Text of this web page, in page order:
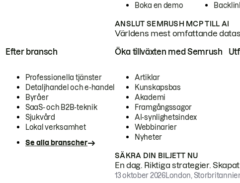
Boka en demo
ANSLUT SEMRUSH MCP TILL AI
Världens mest omfattande
Efter bransch
Professionella tjänster
Detaljhandel och e-handel
Byråer
SaaS- och B2B-teknik
Sjukvård
Lokal verksamhet
Se alla branscher
Öka tillväxten med Semrush
Artiklar
Kunskapsbas
Akademi
Framgångssagor
AI-synlighetsindex
Webbinarier
Nyheter
SÄKRA DIN BILJETT NU
En dag. Riktiga strategier.
13 oktober 2026London,